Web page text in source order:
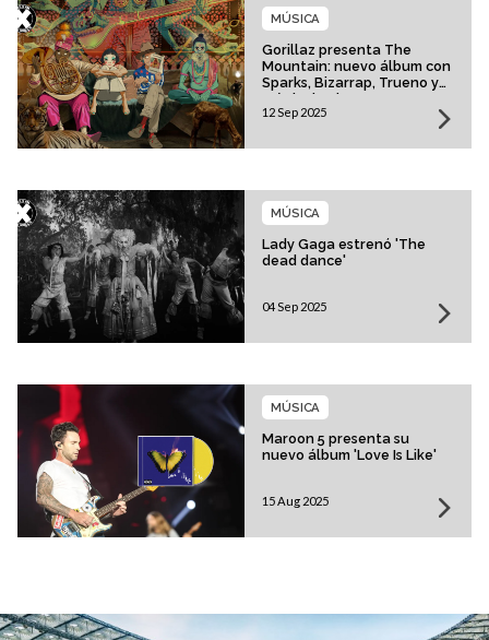
Gorillaz presenta The
Mountain: nuevo álbum con
Sparks, Bizarrap, Trueno y
más invitados
MÚSICA
12 Sep 2025
Lady Gaga estrenó 'The
dead dance'
MÚSICA
04 Sep 2025
Maroon 5 presenta su
nuevo álbum 'Love Is Like'
MÚSICA
15 Aug 2025